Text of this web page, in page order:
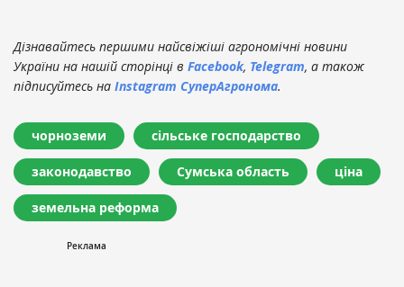
Дізнавайтесь першими найсвіжіші агрономічні новини
України на нашій сторінці в Facebook, Telegram, а також
підписуйтесь на Instagram СуперАгронома.
чорноземи сільське господарство
законодавство Сумська область ціна
земельна реформа